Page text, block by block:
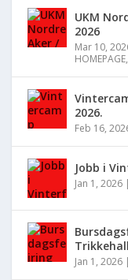
UKM
2026
Mar 10,
HOMEPAGE,
2026.
Feb 16,
Jobb i
Jan 1, 2026 |
Jan 1, 2026 |